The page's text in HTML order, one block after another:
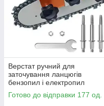
Верстат ручний для
заточування ланцюгів
бензопил і електропил
механічний 3 надфіля
компактний
Готово до відправки 177 од.